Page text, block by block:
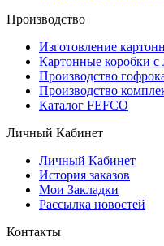
Производство
Изготовление
Картонные коробки с
Производство
Производство
Каталог FEFCO
Личный Кабинет
Личный Кабинет
История заказов
Мои Закладки
Рассылка новостей
Контакты